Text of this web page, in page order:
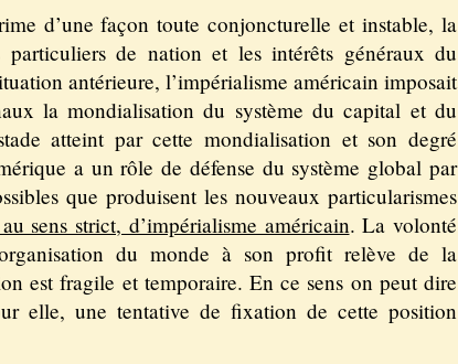
d’une façon toute conjoncturelle et instable, la
particuliers de nation et les intérêts généraux du
antérieure, l’impérialisme américain imposait
la mondialisation du système du capital et du
atteint par cette mondialisation et son degré
a un rôle de défense du système global par
que produisent les nouveaux particularismes
sens strict, d’impérialisme américain. La volonté
du monde à son profit relève de la
est fragile et temporaire. En ce sens on peut dire
elle, une tentative de fixation de cette position